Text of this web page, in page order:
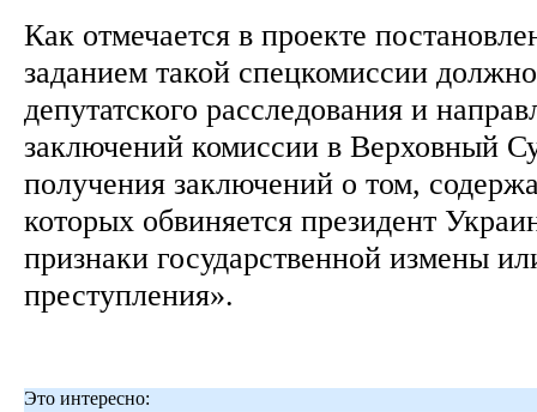
Как отмечается в проекте
заданием такой спецкомиссии
депутатского расследования и
заключений комиссии в Верховный
получения заключений о том,
которых обвиняется президент
признаки государственной измены
преступления».
Это интересно: